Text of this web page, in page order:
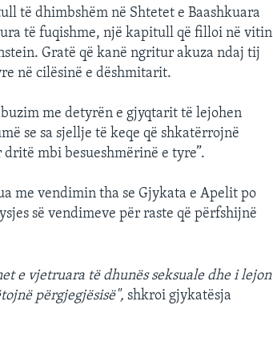
të dhimbshëm në Shtetet e Baashkuara
të fuqishme, një kapitull që filloi në vitin
Gratë që kanë ngritur akuza ndaj tij
në cilësinë e dëshmitarit.
me detyrën e gjyqtarit të lejohen
se sa sjellje të keqe që shkatërrojnë
mbi besueshmërinë e tyre”.
me vendimin tha se Gjykata e Apelit po
së vendimeve për raste që përfshijnë
e vjetruara të dhunës seksuale dhe i lejon
përgjegjësisë", shkroi gjykatësja